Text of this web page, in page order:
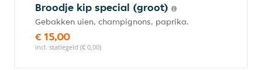
Broodje kip special (groot)
Gebakken uien, champignons, paprika.
€ 15,00
incl. statiegeld (€ 0,00)